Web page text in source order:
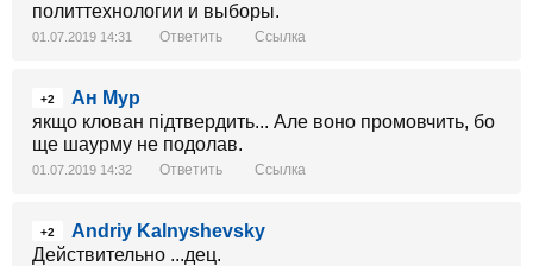
политтехнологии и выборы.
01.07.2019 14:31 Ответить Ссылка
+2
Ан Мур
якщо клован підтвердить... Але воно промовчить, бо
ще шаурму не подолав.
01.07.2019 14:32 Ответить Ссылка
+2
Andriy Kalnyshevsky
Действительно ...дец.